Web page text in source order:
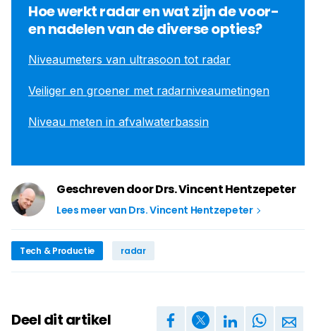
Hoe werkt radar en wat zijn de ­voor-
en nadelen van de diverse opties?
Niveaumeters van ultrasoon tot radar
Veiliger en groener met radarniveaumetingen
Niveau meten in afvalwaterbassin
Geschreven door Drs. Vincent Hentzepeter
Lees meer van Drs. Vincent Hentzepeter
Tech & Productie radar
Deel dit artikel